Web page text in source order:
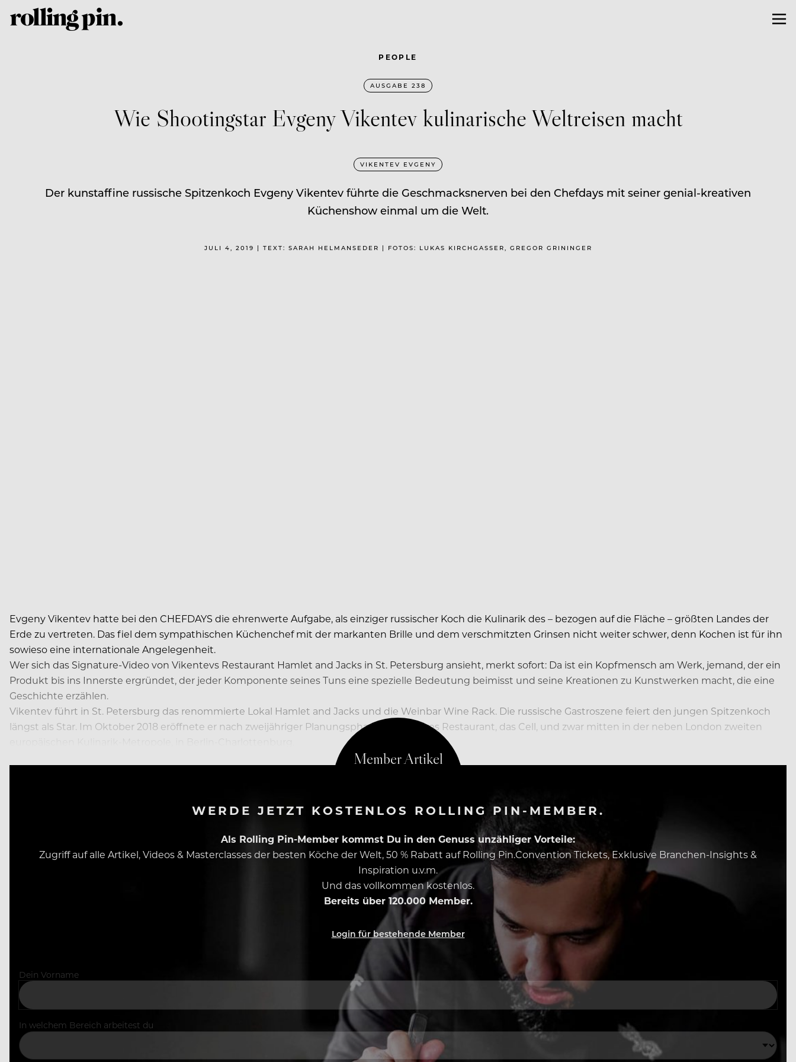
PEOPLE
AUSGABE 238
Wie Shootingstar Evgeny Vikentev kulinarische Weltreisen macht
VIKENTEV EVGENY
Der kunstaffine russische Spitzenkoch Evgeny Vikentev führte die Geschmacksnerven bei den Chefdays mit seiner genial-kreativen
Küchenshow einmal um die Welt.
JULI 4, 2019 | TEXT: SARAH HELMANSEDER | FOTOS: LUKAS KIRCHGASSER, GREGOR GRININGER
Evgeny Vikentev hatte bei den CHEFDAYS die ehrenwerte Aufgabe, als einziger russischer Koch die Kulinarik des – bezogen auf die Fläche – größten Landes der
Erde zu vertreten. Das fiel dem sympathischen Küchenchef mit der markanten Brille und dem verschmitzten Grinsen nicht weiter schwer, denn Kochen ist für ihn
sowieso eine internationale Angelegenheit.
Wer sich das Signature-Video von Vikentevs Restaurant Hamlet and Jacks in St. Petersburg ansieht, merkt sofort: Da ist ein Kopfmensch am Werk, jemand, der ein
Produkt bis ins Innerste ergründet, der jeder Komponente seines Tuns eine spezielle Bedeutung beimisst und seine Kreationen zu Kunstwerken macht, die eine
Geschichte erzählen.
Vikentev führt in St. Petersburg das renommierte Lokal Hamlet and Jacks und die Weinbar Wine Rack. Die russische Gastroszene feiert den jungen Spitzenkoch
längst als Star. Im Oktober 2018 eröffnete er nach zweijähriger Planungsphase ein weiteres Restaurant, das Cell, und zwar mitten in der neben London zweiten
WERDE JETZT KOSTENLOS ROLLING PIN-MEMBER.
Als Rolling Pin-Member kommst Du in den Genuss unzähliger Vorteile:
Zugriff auf alle Artikel, Videos & Masterclasses der besten Köche der Welt, 50 % Rabatt auf Rolling Pin.Convention Tickets, Exklusive Branchen-Insights &
Inspiration u.v.m.
Und das vollkommen kostenlos.
Bereits über 120.000 Member.
Login für bestehende Member
Dein Vorname
In welchem Bereich arbeitest du